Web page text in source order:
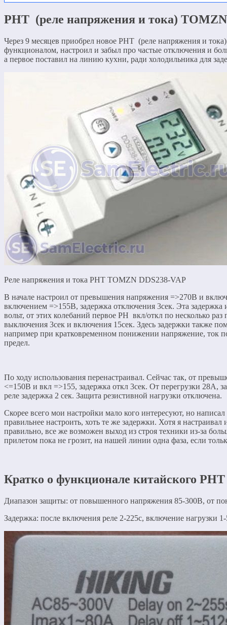
РНТ (реле напряжения и тока) TOMZN
Через 9 месяцев приобрел новое РНТ (реле напряжения и
функционалом, настроил и забыл про частые отключения и
а первое поставил на линию кухни, ради холодильника для
Реле напряжения и тока РНТ TOMZN DDS238-VAP
В начале настроил от превышения напряжения =>270В и
включением =>155В, задержка отключения 3сек. Эта задержка
вольт, от этих колебаний первое РН вкл/откл по несколько
выключения 3сек и включения 15сек. Здесь задержки также
например при кратковременном понижении напряжение, ток
предел.
По ходу использования перенастраивал. Сейчас так, от
<=150В и вкл =>155, задержка откл 3сек. От перегрузки 28А,
реле задержка 2 сек. Защита резистивной нагрузки отключена.
Скорее всего мои настройки мало кого интересуют, но
правильнее настроить, хоть те же задержки. Хотя я
правильно, все же возможен выход из строя техники из-за
прилетом пока не грозит, на нашей линии одна фаза, если
Кратко о функционале китайского
Диапазон защиты: от повышенного напряжения 85-300В, от
Задержка: после включения реле 2-225с, включение нагрузки